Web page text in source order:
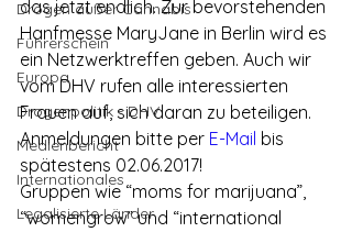
Drogen außer Cannabis
Führerschein
Europa
Drogenpolitik - DHV
Medienbericht
Internationales
Legalisierte Länder
das jetzt endlich. Zur bevorstehenden
Hanfmesse MaryJane in Berlin wird es
ein Netzwerktreffen geben. Auch wir
vom DHV rufen alle interessierten
Frauen auf, sich daran zu beteiligen.
Anmeldungen bitte per E-Mail bis
spätestens 02.06.2017!
Gruppen wie “moms for marijuana”,
“womengrow” und “international